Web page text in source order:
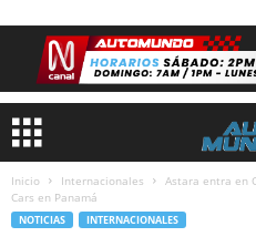
Inicio Internacionales
Astara entra en
Cars en Panamá
NOTICIAS INTERNACIONALES